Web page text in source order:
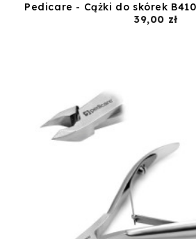
Pedicare - Cążki do skórek
39,00 zł